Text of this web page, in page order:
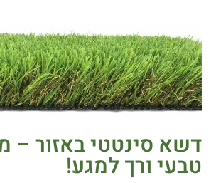
דשא סינטטי באזור –
טבעי ורך למגע!